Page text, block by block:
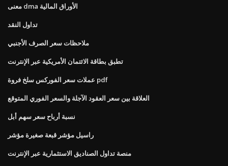
معنى dma الأوراق المالية
تداول النقد
ملاحظات سعر الصرف الأجنبي
تطبق بطاقة الائتمان الأمريكية عبر الإنترنت
عملات سعر الفوركس سلخ فروة pdf
العلاقة بين سعر العقود الآجلة والسعر الفوري المتوقع
نسبة أرباح سعر سهم أبل
راسيل مؤشر قبعة صغيرة مؤشر
منصة تداول الصناديق الاستثمارية عبر الإنترنت